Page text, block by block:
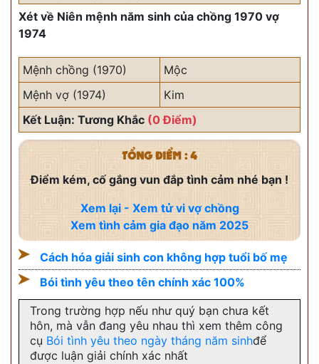
Xét về Niên mệnh năm sinh của chồng 1970 vợ
1974
Mệnh chồng (1970)
Mộc
Mệnh vợ (1974)
Kim
Kết Luận: Tương Khắc (0 Điểm)
TỔNG ĐIỂM : 4
Điểm kém, cố gắng vun đắp tình cảm nhé bạn !
Xem lại - Xem tử vi vợ chồng
Xem tình cảm gia đạo năm 2025
Cách hóa giải sinh con không hợp tuổi bố mẹ
Bói tình yêu theo tên chính xác 100%
Trong trường hợp nếu như quý bạn chưa kết
hôn, mà vẫn đang yêu nhau thì xem thêm công
cụ Bói tình yêu theo ngày tháng năm sinhđể
được luận giải chính xác nhất